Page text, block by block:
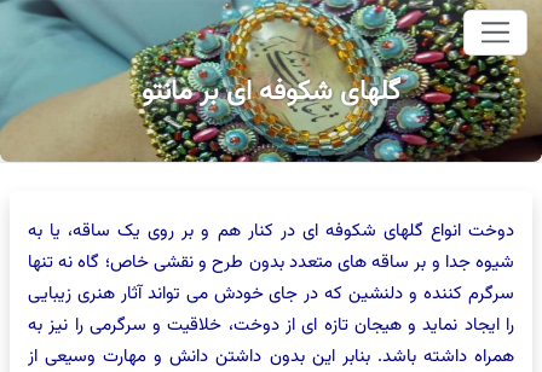
اصلی
گلهای شکوفه ای بر مانتو
دوخت انواع گلهای شکوفه ای در کنار هم و بر روی یک ساقه، یا به
شیوه جدا و بر ساقه های متعدد بدون طرح و نقشی خاص؛ گاه نه تنها
سرگرم کننده و دلنشین که در جای خودش می تواند آثار هنری زیبایی
را ایجاد نماید و هیجان تازه ای از دوخت، خلاقیت و سرگرمی را نیز به
همراه داشته باشد. بنابر این بدون داشتن دانش و مهارت وسیعی از